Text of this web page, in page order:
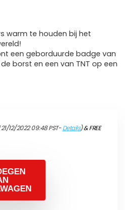
warm te houden bij het
een geborduurde badge van
borst en een van TNT op een
12/2022 09:48 PST-Details)&FREE